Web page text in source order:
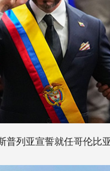
普列亚宣誓就任哥伦比